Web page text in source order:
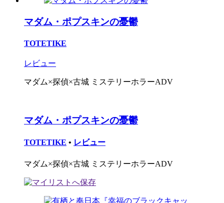
マダム・ポプスキンの憂鬱
TOTETIKE
レビュー
マダム×探偵×古城 ミステリーホラーADV
マダム・ポプスキンの憂鬱
TOTETIKE • レビュー
マダム×探偵×古城 ミステリーホラーADV